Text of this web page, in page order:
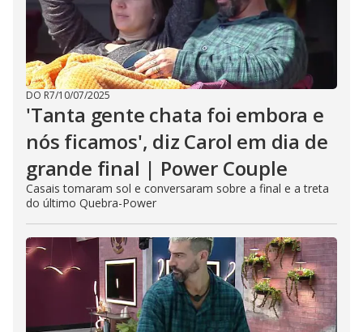
DO R7/10/07/2025
'Tanta gente chata foi embora e
nós ficamos', diz Carol em dia de
grande final | Power Couple
Casais tomaram sol e conversaram sobre a final e a treta
do último Quebra-Power